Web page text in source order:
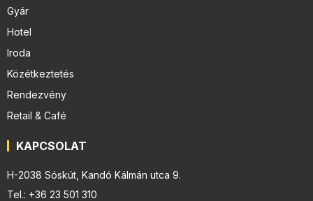
Gyár
Hotel
Iroda
Közétkeztetés
Rendezvény
Retail & Café
KAPCSOLAT
H-2038 Sóskút, Kandó Kálmán utca 9.
Tel.: +36 23 501 310